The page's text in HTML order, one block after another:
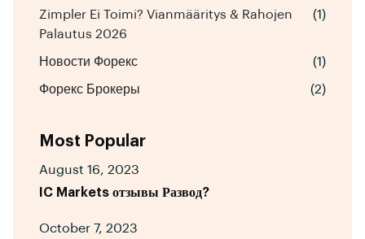
Zimpler Ei Toimi? Vianmääritys & Rahojen
Palautus 2026
(1)
Новости Форекс (1)
Форекс Брокеры (2)
Most Popular
August 16, 2023
IC Markets отзывы Развод?
October 7, 2023